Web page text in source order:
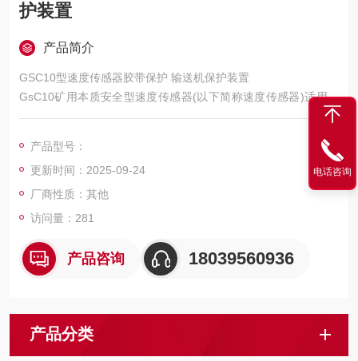
护装置
产品简介
GSC10型速度传感器胶带保护 输送机保护装置
GsC10矿用本质安全型速度传感器(以下简称速度传感器)适用于
煤矿井下含有煤尘等环境中,与KHF236-K-Z矿用本安型带式输送
产品型号：
更新时间：2025-09-24
厂商性质：其他
访问量：281
产品咨询 18039560936
产品分类
电话咨询